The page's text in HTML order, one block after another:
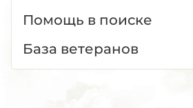
Помощь в поиске
База ветеранов